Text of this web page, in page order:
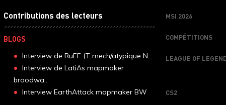
Contributions des lecteurs
BLOGS
Interview de RuFF (T mech/atypique N...
Interview de LatiAs mapmaker
broodwa...
Interview EarthAttack mapmaker BW
MSI 2026
COMPÉTITIONS
LEAGUE OF
CS2